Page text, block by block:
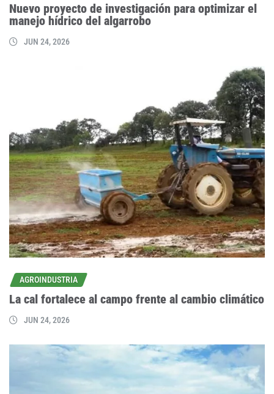
Nuevo proyecto de investigación para optimizar el
manejo hídrico del algarrobo
JUN 24, 2026
AGROINDUSTRIA
La cal fortalece al campo frente al cambio climático
JUN 24, 2026